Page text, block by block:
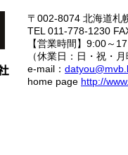
〒002-8074 北海道札
TEL 011-778-1230
【営業時間】9:00～
（休業日：日・祝・
e-mail：
home page http://